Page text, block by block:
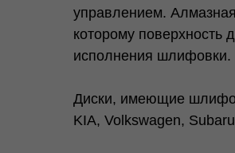
управлением.
которому поверхность
исполнения шлифовки.
Диски, имеющие
KIA, Volkswagen,